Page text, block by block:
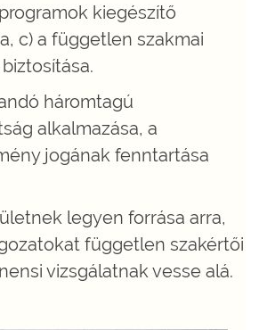
kiegészítő
c) a független szakmai
háromtagú
alkalmazása, a
jogának fenntartása
legyen forrása arra,
független szakértői
vizsgálatnak vesse alá.